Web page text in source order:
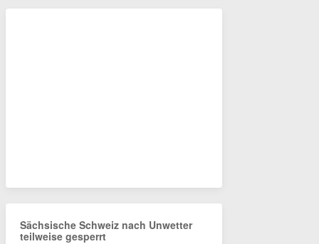
Sächsische Schweiz nach Unwetter
teilweise gesperrt